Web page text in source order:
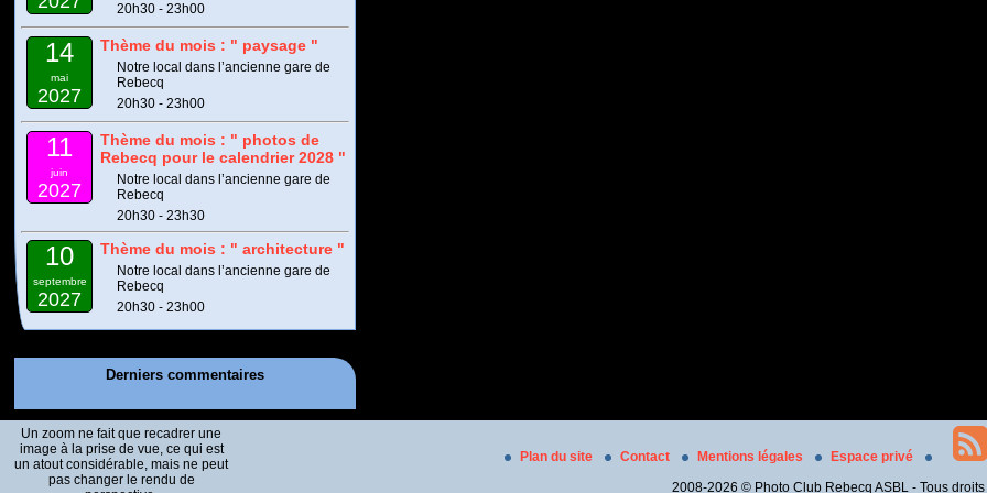
20h30 - 23h00
14
mai
2027
Thème du mois : " paysage "
Notre local dans l’ancienne gare de
Rebecq
20h30 - 23h00
11
juin
2027
Thème du mois : " photos de
Rebecq pour le calendrier 2028 "
Notre local dans l’ancienne gare de
Rebecq
20h30 - 23h30
10
septembre
2027
Thème du mois : " architecture "
Notre local dans l’ancienne gare de
Rebecq
20h30 - 23h00
Derniers commentaires
Un zoom ne fait que recadrer une
image à la prise de vue, ce qui est
un atout considérable, mais ne peut
pas changer le rendu de
Plan du site Contact Mentions légales
Espace privé
2008-2026 © Photo Club Rebecq ASBL - Tous